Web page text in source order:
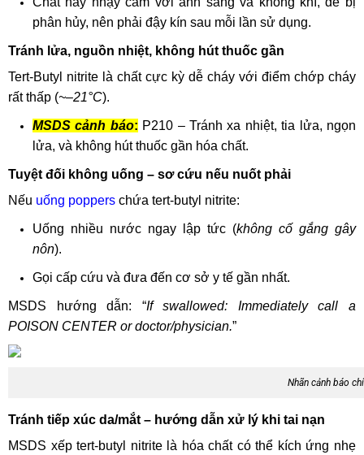
phân hủy, nên phải đậy kín sau mỗi lần sử dụng.
Tránh lửa, nguồn nhiệt, không hút thuốc gần
Tert-Butyl nitrite là chất cực kỳ dễ cháy với điểm chớp cháy
rất thấp (~–21°C).
MSDS cảnh báo: P210 – Tránh xa nhiệt, tia lửa, ngọn
lửa, và không hút thuốc gần hóa chất.
Tuyệt đối không uống – sơ cứu nếu nuốt phải
Nếu uống poppers chứa tert-butyl nitrite:
Uống nhiều nước ngay lập tức (không cố gắng gây
nôn).
Gọi cấp cứu và đưa đến cơ sở y tế gần nhất.
MSDS hướng dẫn: “If swallowed: Immediately call a
POISON CENTER or doctor/physician.”
Nhãn cảnh báo
Tránh tiếp xúc da/mắt – hướng dẫn xử lý khi tai nạn
MSDS xếp tert-butyl nitrite là hóa chất có thể kích ứng nhẹ